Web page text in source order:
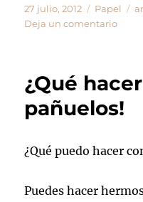
Publicado
el
27 julio, 2012 Papel
Deja un comentarioen
¿Qué
pañuelos!
¿Qué puedo hacer
Puedes hacer